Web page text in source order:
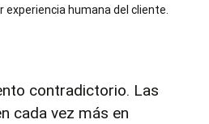
experiencia humana del cliente.
contradictorio. Las
cada vez más en